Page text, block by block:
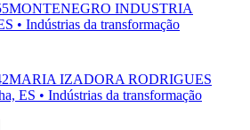
MONTENEGRO INDUSTRIA
• Indústrias da transformação
MARIA IZADORA RODRIGUES
ES • Indústrias da transformação